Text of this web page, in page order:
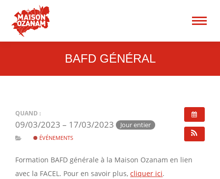
BAFD GÉNÉRAL
QUAND :
09/03/2023 – 17/03/2023 Jour entier
ÉVÉNEMENTS
Formation BAFD générale à la Maison Ozanam en lien
avec la FACEL. Pour en savoir plus,cliquer ici.